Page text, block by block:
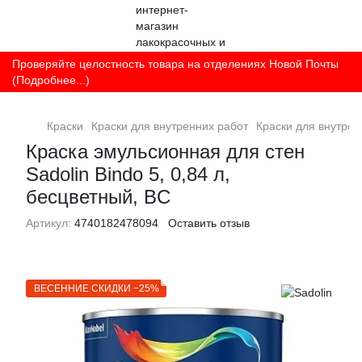
Проверяйте целостность товара на отделениях Новой Почты
(Подробнее...)
Краски Краски для внутренних работ Краски для
Краска эмульсионная для стен
Sadolin Bindo 5, 0,84 л,
бесцветный, BC
Артикул: 4740182478094 Оставить отзыв
ВЕСЕННИЕ СКИДКИ −25%